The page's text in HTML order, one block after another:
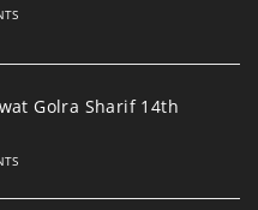
Golra Sharif 14th